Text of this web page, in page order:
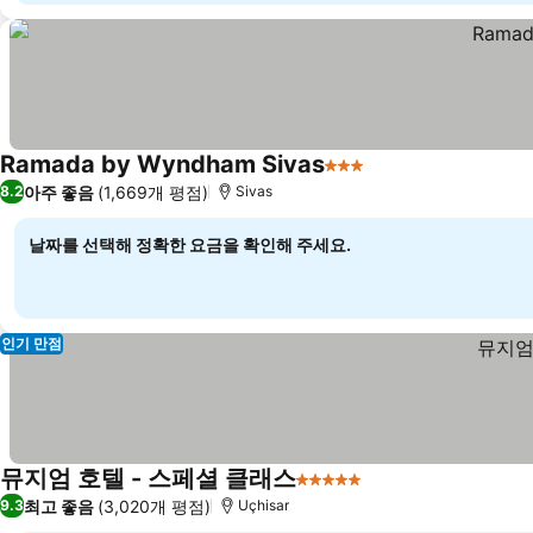
Ramada by Wyndham Sivas3 성급
8.2아주 좋음 (1,669개 평점) Sivas
날짜를 선택해 정확한 요금을 확인해 주세요.
인기 만점
뮤지엄 호텔 - 스페셜 클래스5 성급
9.3최고 좋음 (3,020개 평점) Uçhisar